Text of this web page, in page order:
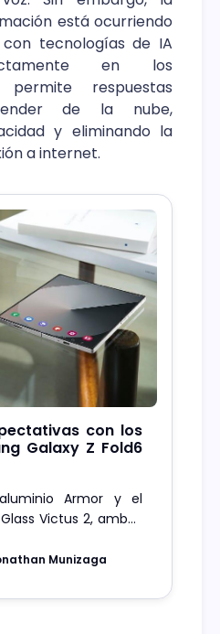
está ocurriendo
tecnologías de IA
en los
permite respuestas
de la nube,
y eliminando la
a internet.
con los
Galaxy Z Fold6
Armor y el
Victus 2, ambos
accidentales y el
Munizaga